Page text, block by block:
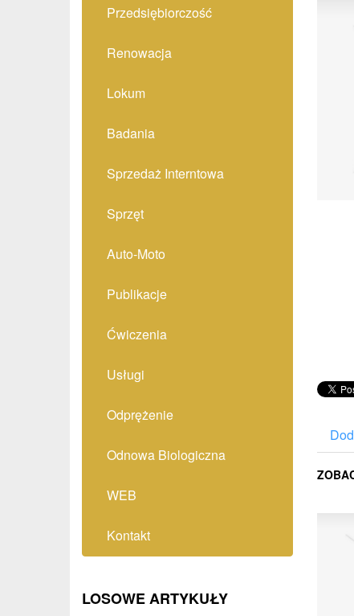
Przedsiębiorczość
Renowacja
Lokum
Badania
Sprzedaż Interntowa
Sprzęt
Auto-Moto
Publikacje
Ćwiczenia
Usługi
Odprężenie
Odnowa Biologiczna
WEB
Kontakt
LOSOWE ARTYKUŁY